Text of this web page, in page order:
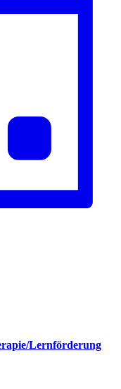
Lernförderung